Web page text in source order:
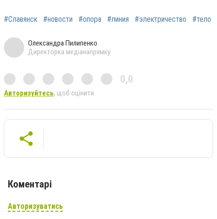
#Славянск #новости #опора #линия #электричество #тело
Олександра Пилипенко
Директорка медіанапрямку
0,0
Авторизуйтесь, щоб оцінити
Коментарі
Авторизуватись